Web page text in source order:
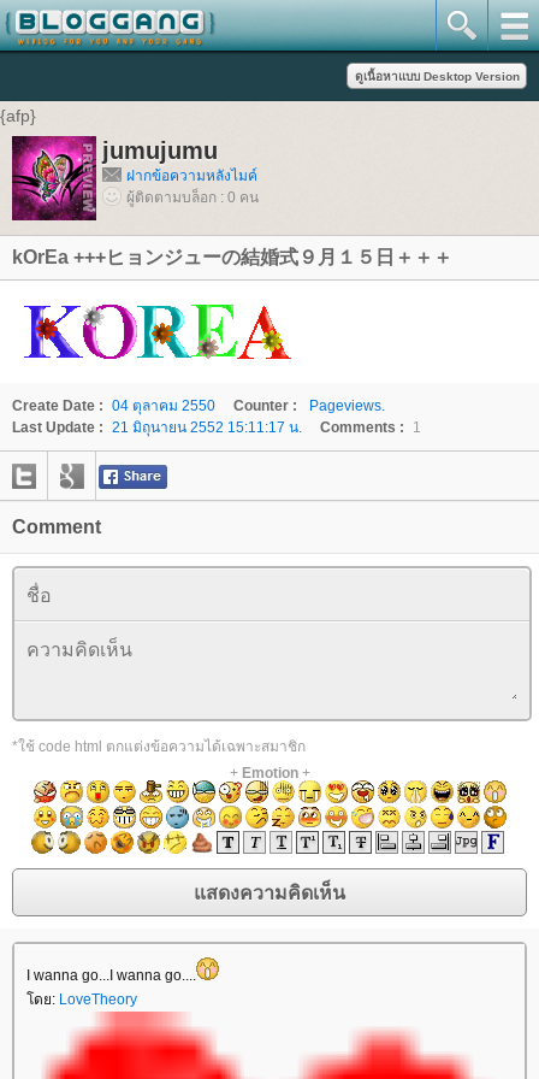
{afp}
jumujumu
ฝากข้อความหลังไมค์
ผู้ติดตามบล็อก : 0 คน
kOrEa +++ヒョンジューの結婚式９月１５日＋＋＋
Create Date : 04 ตุลาคม 2550
Last Update : 21 มิถุนายน 2552 15:11:17 น.
Counter :
Pageviews.
Comments :
1
Comment
*ใช้ code html ตกแต่งข้อความได้เฉพาะสมาชิก
+ Emotion+
I wanna go...I wanna go....
โดย: LoveTheory